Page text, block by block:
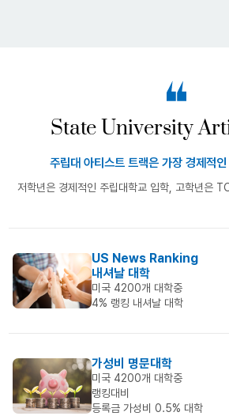
State University
주립대 아티스트 트랙은 가장 경제적
저학년은 경제적인 주립대학교 입학, 고학년은
US News Ranking
내셔날 대학
미국 4200개 대학중
4% 랭킹 내셔날 대학
가성비 명문대학
미국 4200개 대학중
랭킹대비
등록금 가성비 0.5% 대학